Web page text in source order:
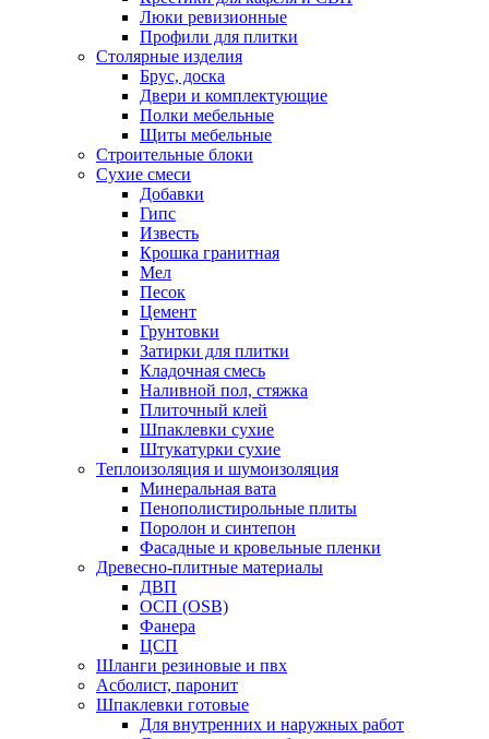
Люки ревизионные
Профили для плитки
Столярные изделия
Брус, доска
Двери и комплектующие
Полки мебельные
Щиты мебельные
Строительные блоки
Сухие смеси
Добавки
Гипс
Известь
Крошка гранитная
Мел
Песок
Цемент
Грунтовки
Затирки для плитки
Кладочная смесь
Наливной пол, стяжка
Плиточный клей
Шпаклевки сухие
Штукатурки сухие
Теплоизоляция и шумоизоляция
Минеральная вата
Пенополистирольные плиты
Поролон и синтепон
Фасадные и кровельные пленки
Древесно-плитные материалы
ДВП
ОСП (OSB)
Фанера
ЦСП
Шланги резиновые и пвх
Асболист, паронит
Шпаклевки готовые
Для внутренних и наружных работ